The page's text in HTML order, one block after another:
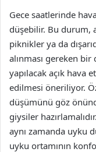
Gece saatlerinde
düşebilir. Bu durum,
piknikler ya da
alınması gereken
yapılacak açık hava
edilmesi öneriliyor.
düşümünü göz
giysiler
aynı zamanda uyku
uyku ortamının